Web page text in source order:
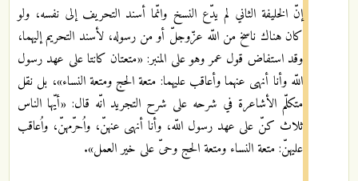
إنّ الخليفة الثاني لم يدّع النسخ وانّما أسند التحريف إلى نفسه، ولو
كان هناك ناسخ من اللّه عزّوجلّ أو من رسوله، لأسند التحريم إليهما،
وقد استفاض قول عمر وهو على المنبر: «متعتان كانتا على عهد رسول
اللّه وأنا أنهى عنهما وأعاقب عليهما: متعة الحج ومتعة النساء»، بل نقل
متكلّم الأشاعرة في شرحه على شرح التجريد انّه قال: «أيّها الناس
ثلاث كنّ على عهد رسول اللّه، وأنا أنهى عنهنّ، واُحرّمهنّ، واُعاقب
عليهنّ: متعة النساء ومتعة الحج وحىّ على خير العمل».